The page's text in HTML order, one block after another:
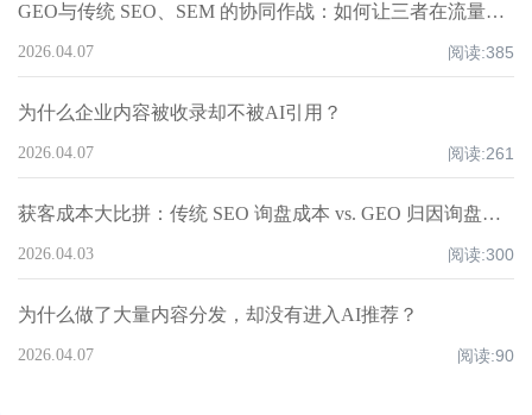
GEO与传统 SEO、SEM 的协同作战：如何让三者在流量漏斗中配合？
2026.04.07 阅读:385
为什么企业内容被收录却不被AI引用？
2026.04.07 阅读:261
获客成本大比拼：传统 SEO 询盘成本 vs. GEO 归因询盘成本
2026.04.03 阅读:300
为什么做了大量内容分发，却没有进入AI推荐？
2026.04.07 阅读:90